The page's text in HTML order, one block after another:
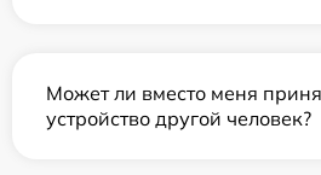
Может ли вместо меня
устройство другой человек?